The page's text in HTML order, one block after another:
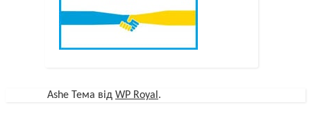
Ashe Тема від WP Royal .